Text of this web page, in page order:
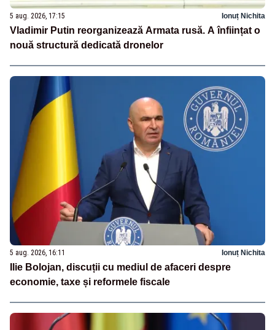
5 aug. 2026, 17:15 Ionuț Nichita
Vladimir Putin reorganizează Armata rusă. A înființat o
nouă structură dedicată dronelor
5 aug. 2026, 16:11 Ionuț Nichita
Ilie Bolojan, discuții cu mediul de afaceri despre
economie, taxe și reformele fiscale